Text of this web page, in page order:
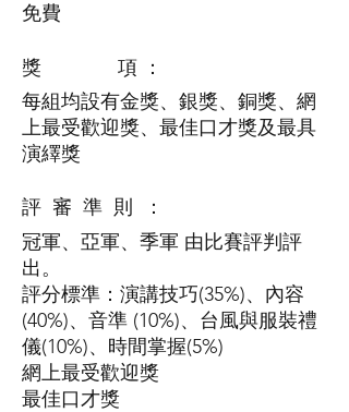
免費
獎 項 ：
每組均設有金獎、銀獎、銅獎、網
上最受歡迎獎、最佳口才獎及最具
演繹獎
評 審 準 則 ：
冠軍、亞軍、季軍 由比賽評判評
出。
評分標準：演講技巧(35%)、內容
(40%)、音準 (10%)、 台風與服裝禮
儀(10%)、 時間掌握(5%)
網上最受歡迎獎
最佳口才獎